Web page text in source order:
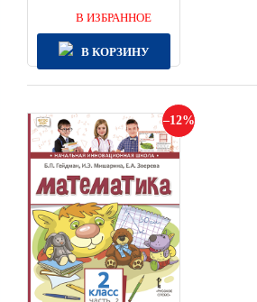
В ИЗБРАННОЕ
В КОРЗИНУ
12